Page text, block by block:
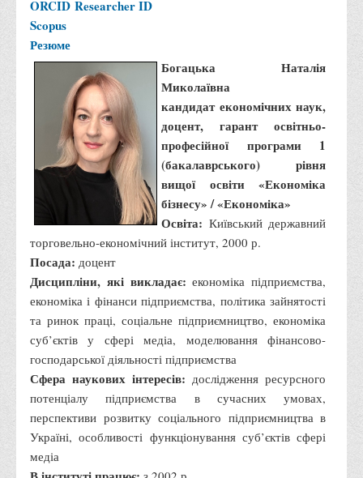
Положення про оцінювання результатів навчання
здобувачів вищої освіти
Положення "Про правила призначення академічних
стипендій"
Порядок розрахунків за договорами
Положення про порядок розрахунків за договорами про
навчання(підготовку) громадян України
Перелік платних освітніх та інших послуг
Путівник першокурсника
IP дайджест для студентів: про захист прав інтелектуальної
власності
Система управління навчанням
Розклад дзвінків
ORCID Researcher ID
Scopus
Резюме
Богацька Наталія
Миколаївна
кандидат економічних наук,
доцент, гарант освітньо-
професійної програми 1
(бакалаврського) рівня
вищої освіти «Економіка
бізнесу» / «Економіка»
Освіта: Київський державний
торговельно-економічний інститут, 2000 р.
Посада: доцент
Дисципліни, які викладає:економіка підприємства,
економіка і фінанси підприємства, політика зайнятості
та ринок праці, соціальне підприємництво, економіка
суб’єктів у сфері медіа, моделювання фінансово-
господарської діяльності підприємства
Сфера наукових інтересів: дослідження ресурсного
потенціалу підприємства в сучасних умовах,
перспективи розвитку соціального підприємництва в
Україні, особливості функціонування суб’єктів сфері
медіа